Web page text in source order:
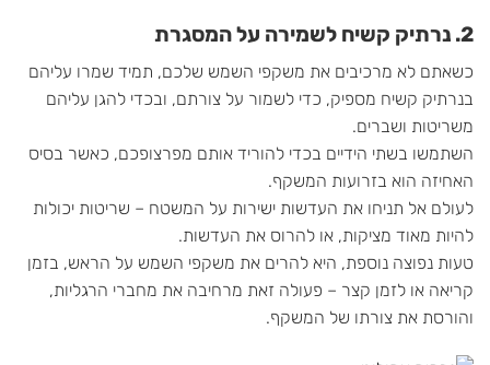
2. נרתיק קשיח לשמירה על המסגרת
כשאתם לא מרכיבים את משקפי השמש שלכם, תמיד שמרו עליהם
בנרתיק קשיח מספיק, כדי לשמור על צורתם, ובכדי להגן עליהם
משריטות ושברים.
השתמשו בשתי הידיים בכדי להוריד אותם מפרצופכם, כאשר בסיס
האחיזה הוא בזרועות המשקף.
לעולם אל תניחו את העדשות ישירות על המשטח – שריטות יכולות
להיות מאוד מציקות, או להרוס את העדשות.
טעות נפוצה נוספת, היא להרים את משקפי השמש על הראש, בזמן
קריאה או לזמן קצר – פעולה זאת מרחיבה את מחברי הרגליות,
והורסת את צורתו של המשקף.